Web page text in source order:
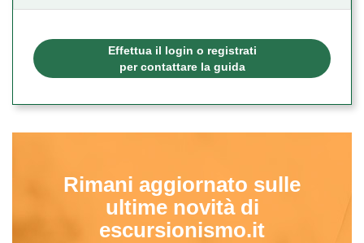
Effettua il login o registrati
per contattare la guida
Rimani aggiornato sulle
ultime novità di
escursionismo.it